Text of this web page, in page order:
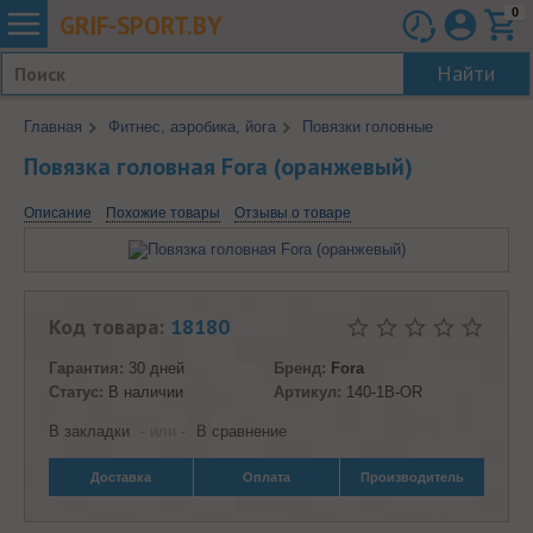
GRIF-SPORT.BY 0
Найти
Главная Фитнес, аэробика, йога Повязки головные
Повязка головная Fora (оранжевый)
Описание Похожие товары Отзывы о товаре
Код товара: 18180
В закладки- или -В сравнение
Гарантия: 30 дней
Статус: В наличии
Бренд: Fora
Артикул: 140-1B-OR
Доставка Оплата Производитель